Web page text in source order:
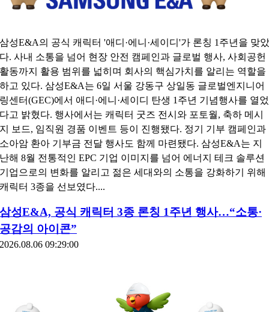
삼성E&A의 공식 캐릭터 '애디·에니·세이디'가 론칭 1주년을 맞았
다. 사내 소통을 넘어 현장 안전 캠페인과 글로벌 행사, 사회공헌
활동까지 활용 범위를 넓히며 회사의 핵심가치를 알리는 역할을
하고 있다. 삼성E&A는 6일 서울 강동구 상일동 글로벌엔지니어
링센터(GEC)에서 애디·에니·세이디 탄생 1주년 기념행사를 열었
다고 밝혔다. 행사에서는 캐릭터 굿즈 전시와 포토월, 축하 메시
지 보드, 임직원 경품 이벤트 등이 진행됐다. 정기 기부 캠페인과
소아암 환아 기부금 전달 행사도 함께 마련됐다. 삼성E&A는 지
난해 8월 전통적인 EPC 기업 이미지를 넘어 에너지 테크 솔루션
기업으로의 변화를 알리고 젊은 세대와의 소통을 강화하기 위해
캐릭터 3종을 선보였다....
삼성E&A, 공식 캐릭터 3종 론칭 1주년 행사…“소통·
공감의 아이콘”
2026.08.06 09:29:00